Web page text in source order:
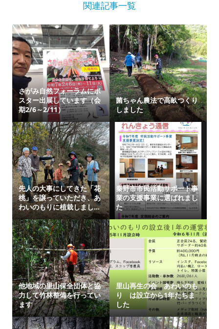
関連記事一覧
さがみ自然フォーラムにポ
スター出展しています（会
期2/6～2/11）
菌ちゃん農法で高畝つくり
しました
先人の大事にしてきた「花
桃」を譲っていただき、あ
わいのもりに植栽しまし...
秦野市市民活動サポート事
業の支援事業に選ばれまし
た
他地域の里山保全団体と協
力して竹林整備を行ってい
ます
里山再生の会 あわいのも
り は設立から1年たちま
した